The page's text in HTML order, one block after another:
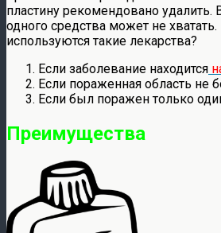
пластину рекомендовано удалить.
одного средства может не хватать.
используются такие лекарства?
Если заболевание находится
Если пораженная область не
Если был поражен только
Преимущества